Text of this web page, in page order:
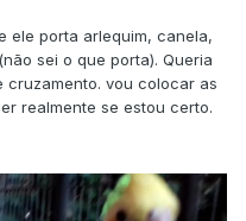
ele porta arlequim, canela,
sei o que porta). Queria
cruzamento. vou colocar as
realmente se estou certo.